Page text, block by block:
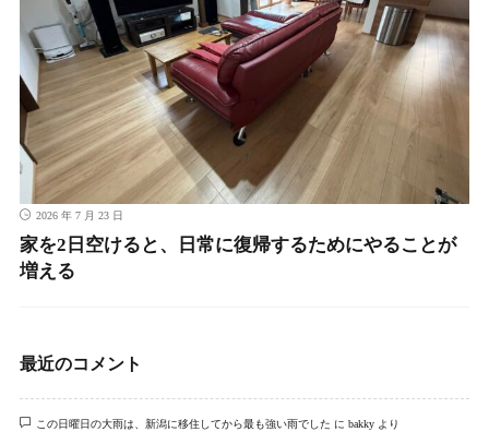
2026 年 7 月 23 日
家を2日空けると、日常に復帰するためにやることが
増える
最近のコメント
この日曜日の大雨は、新潟に移住してから最も強い雨でした に bakkyより